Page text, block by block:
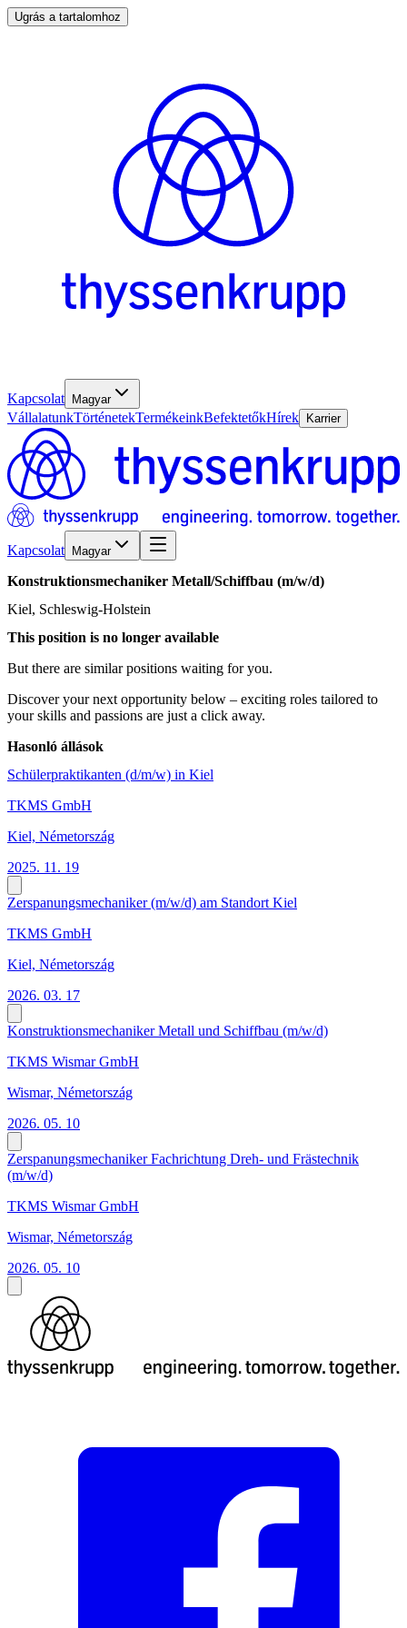
Ugrás a tartalomhoz
Kapcsolat Magyar
VállalatunkTörténetekTermékeinkBefektetőkHírek Karrier
Kapcsolat Magyar
Konstruktionsmechaniker Metall/​Schiffbau (m/w/d)
Kiel, Schleswig-Holstein
This position is no longer available
But there are similar positions waiting for you.
Discover your next opportunity below – exciting roles tailored to
your skills and passions are just a click away.
Hasonló állások
Schülerpraktikanten (d/m/w) in Kiel
TKMS GmbH
Kiel, Németország
2025. 11. 19
Zerspanungsmechaniker (m/w/d) am Standort Kiel
TKMS GmbH
Kiel, Németország
2026. 03. 17
Konstruktionsmechaniker Metall und Schiffbau (m/w/d)
TKMS Wismar GmbH
Wismar, Németország
2026. 05. 10
Zerspanungsmechaniker Fachrichtung Dreh- und Frästechnik
(m/w/d)
TKMS Wismar GmbH
Wismar, Németország
2026. 05. 10